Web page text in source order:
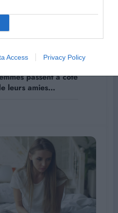
Access Privacy Policy
passent à côté
leurs amies…